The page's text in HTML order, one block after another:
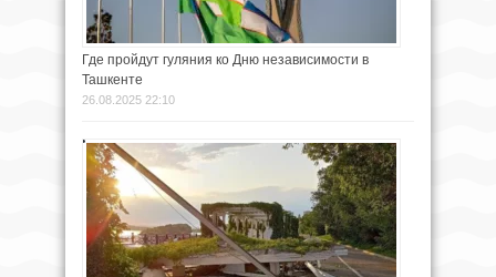
Где пройдут гуляния ко Дню независимости в
Ташкенте
26.08.2025 22:10